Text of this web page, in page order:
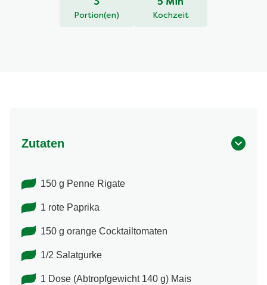
3
Portion(en)
5 Min
Kochzeit
Zutaten
150 g Penne Rigate
1 rote Paprika
150 g orange Cocktailtomaten
1/2 Salatgurke
1 Dose (Abtropfgewicht 140 g) Mais